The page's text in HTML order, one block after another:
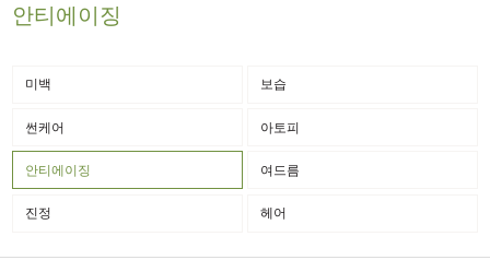
안티에이징
미백 보습
썬케어 아토피
안티에이징 여드름
진정 헤어